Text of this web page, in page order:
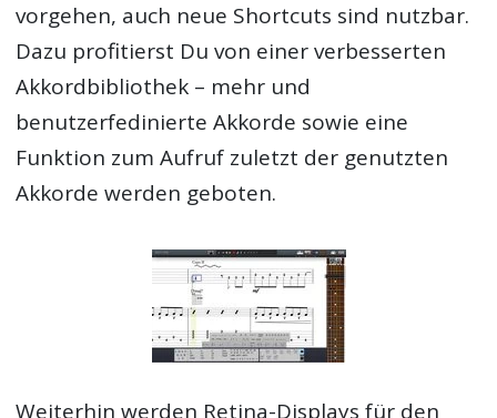
vorgehen, auch neue Shortcuts sind nutzbar.
Dazu profitierst Du von einer verbesserten
Akkordbibliothek – mehr und
benutzerfedinierte Akkorde sowie eine
Funktion zum Aufruf zuletzt der genutzten
Akkorde werden geboten.
Weiterhin werden Retina-Displays für den